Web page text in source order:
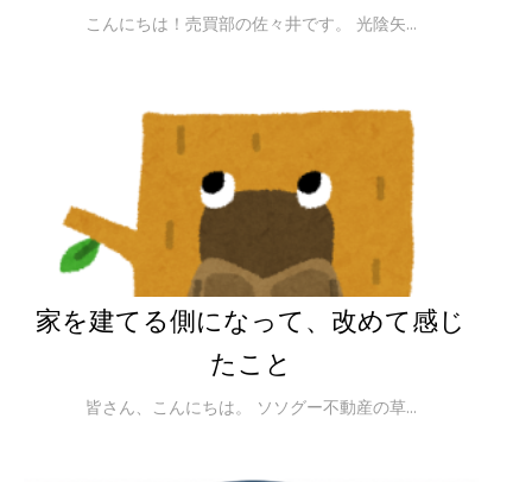
こんにちは！売買部の佐々井です。 光陰矢...
家を建てる側になって、改めて感じ
たこと
皆さん、こんにちは。 ソソグー不動産の草...